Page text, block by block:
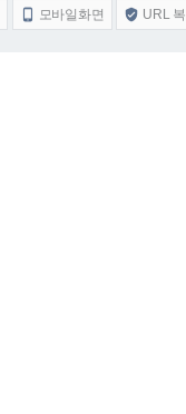
 모바일화면  URL